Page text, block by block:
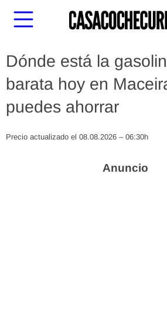
Dónde está la
barata hoy en
puedes ahorrar
Precio actualizado el 08.08.2026 – 06:30h